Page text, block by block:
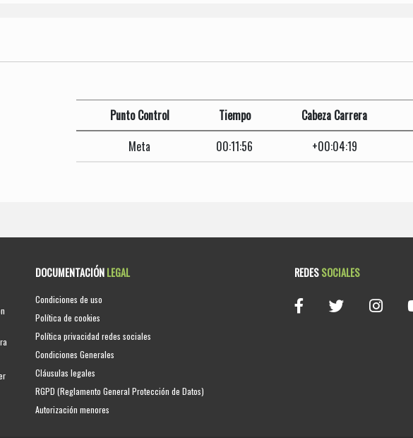
Punto Control Tiempo Cabeza Carrera
Meta
00:11:56 +00:04:19
DOCUMENTACIÓNLEGAL
Condiciones de uso
Política de cookies
Política privacidad redes sociales
Condiciones Generales
Cláusulas legales
RGPD (Reglamento General Protección de Datos)
Autorización menores
REDESSOCIALES